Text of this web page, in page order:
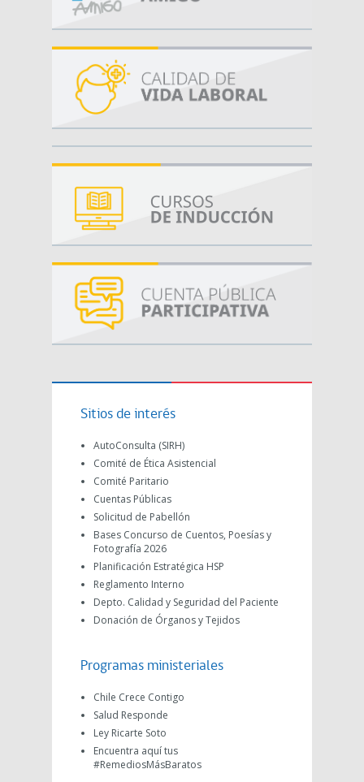
Sitios de interés
AutoConsulta (SIRH)
Comité de Ética Asistencial
Comité Paritario
Cuentas Públicas
Solicitud de Pabellón
Bases Concurso de Cuentos, Poesías y
Fotografía 2026
Planificación Estratégica HSP
Reglamento Interno
Depto. Calidad y Seguridad del Paciente
Donación de Órganos y Tejidos
Programas ministeriales
Chile Crece Contigo
Salud Responde
Ley Ricarte Soto
Encuentra aquí tus
#RemediosMásBaratos